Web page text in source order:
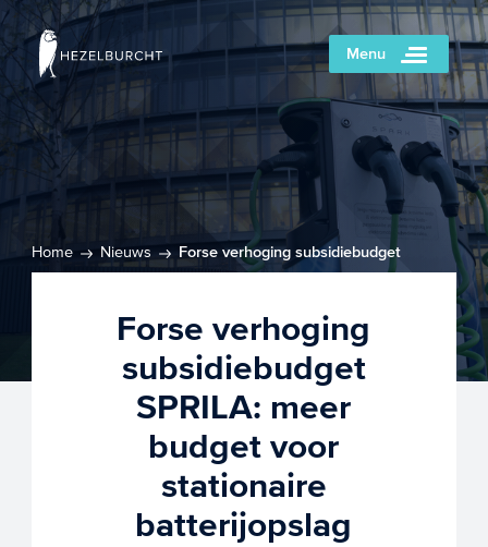
Menu
Home Nieuws
Forse verhoging subsidiebudget
Forse verhoging
subsidiebudget
SPRILA: meer
budget voor
stationaire
batterijopslag